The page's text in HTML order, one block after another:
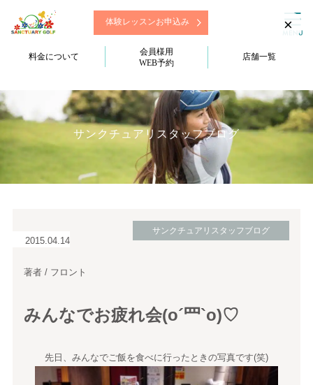
体験レッスンお申込み
料金について
会員様用
WEB予約
店舗一覧
サンクチュアリスタッフブログ
2015.04.14
サンクチュアリスタッフブログ
著者 / フロント
みんなでお疲れ会(o´罒`o)♡
先日、みんなでご飯を食べに行ったときの写真です(笑)
×